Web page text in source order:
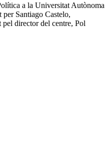
a la Universitat Autònoma
Santiago Castelo,
pel director del centre, Pol